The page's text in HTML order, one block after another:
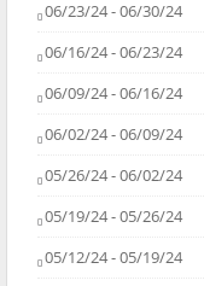
06/23/24 - 06/30/24
06/16/24 - 06/23/24
06/09/24 - 06/16/24
06/02/24 - 06/09/24
05/26/24 - 06/02/24
05/19/24 - 05/26/24
05/12/24 - 05/19/24